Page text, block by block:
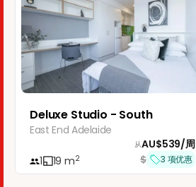
Deluxe Studio - South
East End Adelaide
1 19 m2
从AU$539/周
$
3 项优惠